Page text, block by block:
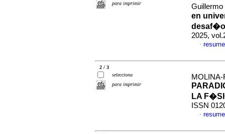
para imprimir
Guillermo
en
2025,
·
2 / 3
selecciona
para imprimir
LA
ISSN
·